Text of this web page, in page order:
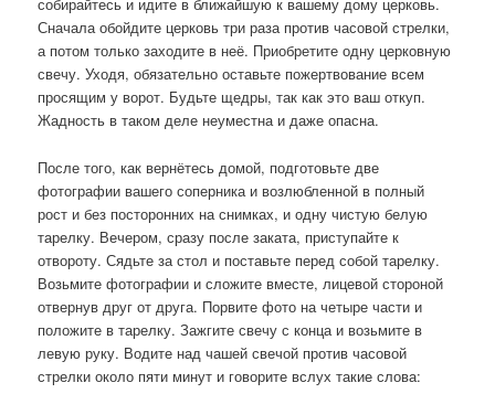
собирайтесь и идите в ближайшую к вашему дому церковь.
Сначала обойдите церковь три раза против часовой стрелки,
а потом только заходите в неё. Приобретите одну церковную
свечу. Уходя, обязательно оставьте пожертвование всем
просящим у ворот. Будьте щедры, так как это ваш откуп.
Жадность в таком деле неуместна и даже опасна.
После того, как вернётесь домой, подготовьте две
фотографии вашего соперника и возлюбленной в полный
рост и без посторонних на снимках, и одну чистую белую
тарелку. Вечером, сразу после заката, приступайте к
отвороту. Сядьте за стол и поставьте перед собой тарелку.
Возьмите фотографии и сложите вместе, лицевой стороной
отвернув друг от друга. Порвите фото на четыре части и
положите в тарелку. Зажгите свечу с конца и возьмите в
левую руку. Водите над чашей свечой против часовой
стрелки около пяти минут и говорите вслух такие слова: